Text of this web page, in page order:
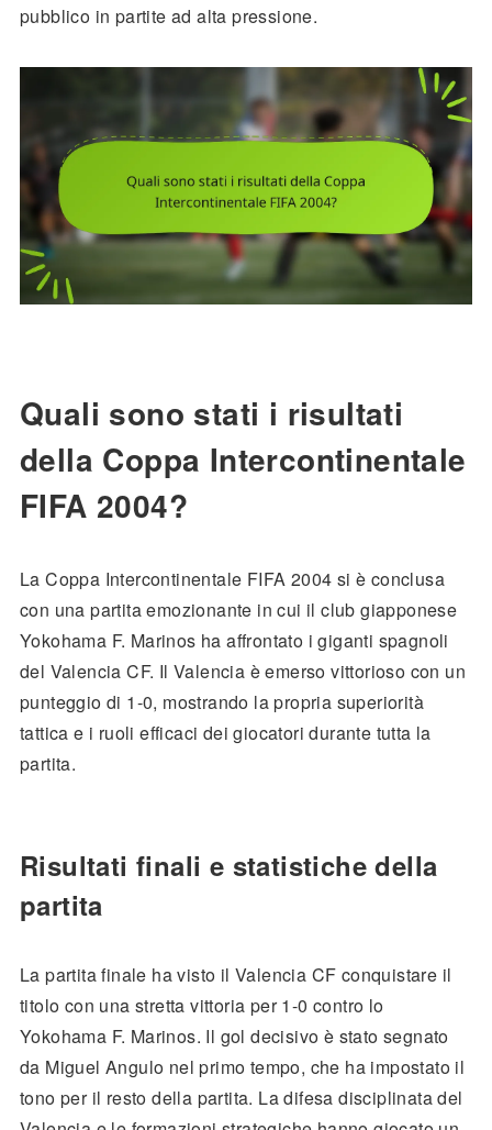
pubblico in partite ad alta pressione.
Quali sono stati i risultati
della Coppa Intercontinentale
FIFA 2004?
La Coppa Intercontinentale FIFA 2004 si è conclusa
con una partita emozionante in cui il club giapponese
Yokohama F. Marinos ha affrontato i giganti spagnoli
del Valencia CF. Il Valencia è emerso vittorioso con un
punteggio di 1-0, mostrando la propria superiorità
tattica e i ruoli efficaci dei giocatori durante tutta la
partita.
Risultati finali e statistiche della
partita
La partita finale ha visto il Valencia CF conquistare il
titolo con una stretta vittoria per 1-0 contro lo
Yokohama F. Marinos. Il gol decisivo è stato segnato
da Miguel Angulo nel primo tempo, che ha impostato il
tono per il resto della partita. La difesa disciplinata del